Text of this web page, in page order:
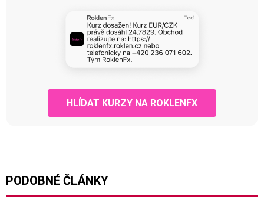
HLÍDAT KURZY NA ROKLENFX
PODOBNÉ ČLÁNKY